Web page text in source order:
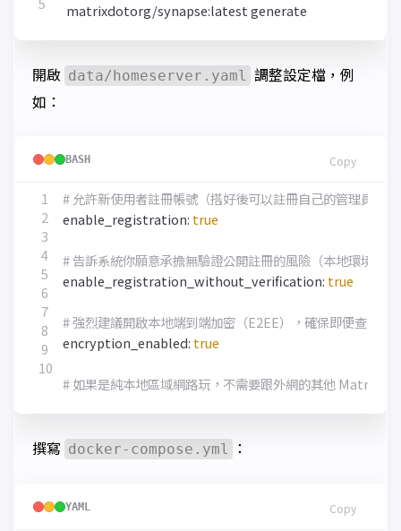
開啟 data/homeserver.yaml 調整設定檔，例
如：
BASH Copy
4
7
# 允許新使用者註冊帳號（搭好後可以註冊自己的管理員帳
enable_registration: true
# 告訴系統你願意承擔無驗證公開註冊的風險（本地環境安
enable_registration_without_verification: true
# 強烈建議開啟本地端到端加密（E2EE），確保即便查看資
encryption_enabled: true
# 如果是純本地區域網路玩，不需要跟外網的其他 Matrix
撰寫 docker-compose.yml ：
YAML Copy